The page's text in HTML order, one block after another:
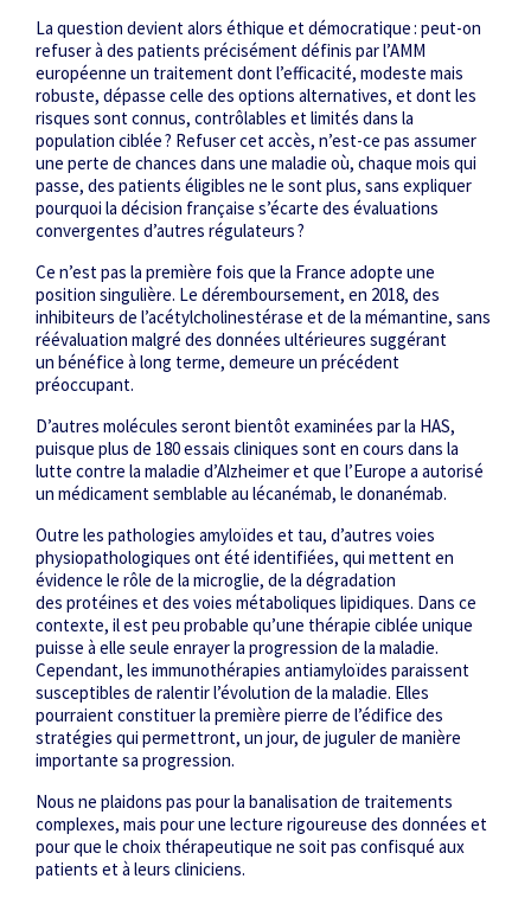
La question devient alors éthique et démocratique : peut-on
refuser à des patients précisément définis par l’AMM
européenne un traitement dont l’efficacité, modeste mais
robuste, dépasse celle des options alternatives, et dont les
risques sont connus, contrôlables et limités dans la
population ciblée ? Refuser cet accès, n’est-ce pas assumer
une perte de chances dans une maladie où, chaque mois qui
passe, des patients éligibles ne le sont plus, sans expliquer
pourquoi la décision française s’écarte des évaluations
convergentes d’autres régulateurs ?
Ce n’est pas la première fois que la France adopte une
position singulière. Le déremboursement, en 2018, des
inhibiteurs de l’acétylcholinestérase et de la mémantine, sans
réévaluation malgré des données ultérieures suggérant
un bénéfice à long terme, demeure un précédent
préoccupant.
D’autres molécules seront bientôt examinées par la HAS,
puisque plus de 180 essais cliniques sont en cours dans la
lutte contre la maladie d’Alzheimer et que l’Europe a autorisé
un médicament semblable au lécanémab, le donanémab.
Outre les pathologies amyloïdes et tau, d’autres voies
physiopathologiques ont été identifiées, qui mettent en
évidence le rôle de la microglie, de la dégradation
des protéines et des voies métaboliques lipidiques. Dans ce
contexte, il est peu probable qu’une thérapie ciblée unique
puisse à elle seule enrayer la progression de la maladie.
Cependant, les immunothérapies antiamyloïdes paraissent
susceptibles de ralentir l’évolution de la maladie. Elles
pourraient constituer la première pierre de l’édifice des
stratégies qui permettront, un jour, de juguler de manière
importante sa progression.
Nous ne plaidons pas pour la banalisation de traitements
complexes, mais pour une lecture rigoureuse des données et
pour que le choix thérapeutique ne soit pas confisqué aux
patients et à leurs cliniciens.